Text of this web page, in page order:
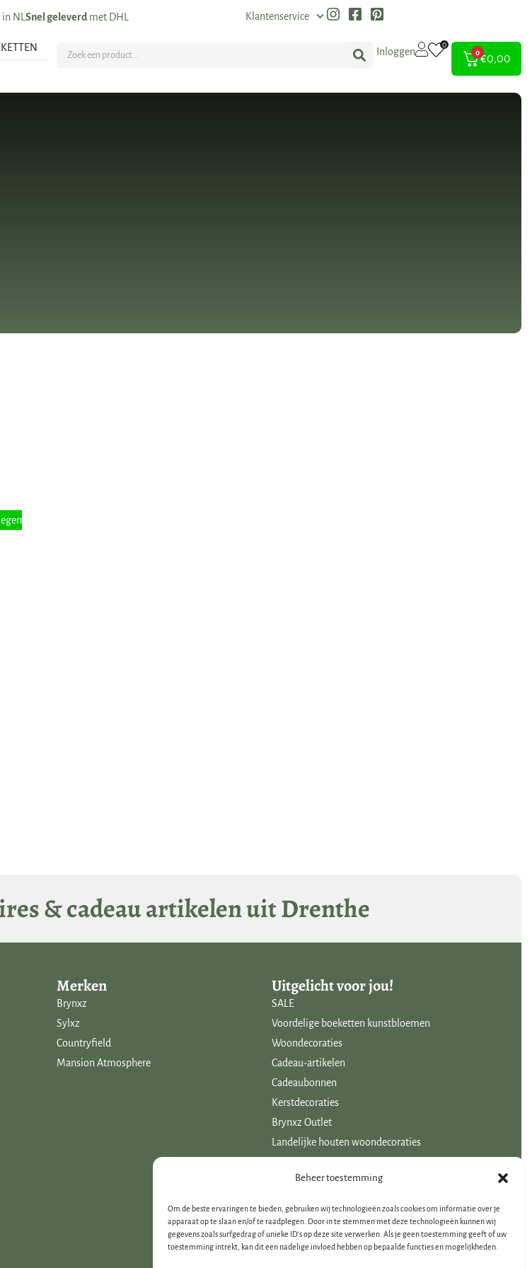
Beheer toestemming
Om de beste ervaringen te bieden, gebruiken wij technologieën zoals cookies om informatie over je
apparaat op te slaan en/of te raadplegen. Door in te stemmen met deze technologieën kunnen wij
gegevens zoals surfgedrag of unieke ID's op deze site verwerken. Als je geen toestemming geeft of uw
toestemming intrekt, kan dit een nadelige invloed hebben op bepaalde functies en mogelijkheden.
in NLSnel geleverd met DHL Klantenservice
Inloggen
0
0€0,00
& cadeau artikelen uit Drenthe
Merken
Brynxz
Sylxz
Countryfield
Mansion Atmosphere
Uitgelicht voor jou!
SALE
Voordelige boeketten kunstbloemen
Woondecoraties
Cadeau-artikelen
Cadeaubonnen
Kerstdecoraties
Brynxz Outlet
Landelijke houten woondecoraties